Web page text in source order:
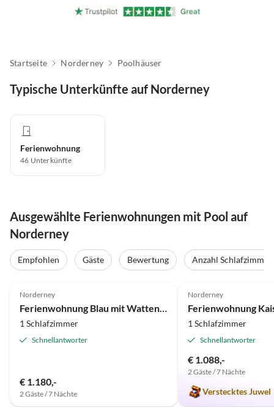
Startseite Norderney Poolhäuser
Typische Unterkünfte auf Norderney
Ferienwohnung
46 Unterkünfte
Ausgewählte Ferienwohnungen mit Pool auf
Norderney
Empfohlen Gäste Bewertung
Anzahl Schlafzimmer
Norderney
1 Schlafzimmer
Schnellantworter
€ 1.180,-
2 Gäste / 7 Nächte
Norderney
1 Schlafzimmer
Schnellantworter
€ 1.088,-
2 Gäste / 7 Nächte
Verstecktes Juwel